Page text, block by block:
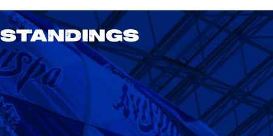
2026/27明治安田J1リーグ 鹿島アント
ラーズ vs アビスパ福岡
STANDINGS